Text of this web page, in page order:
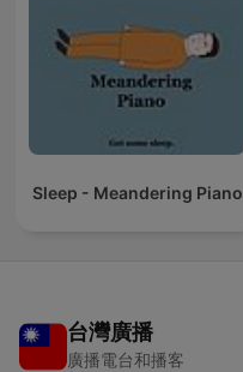
Sleep - Meandering Piano
台灣廣播
廣播電台和播客